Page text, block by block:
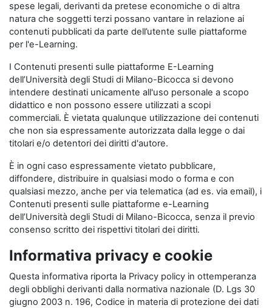
spese legali, derivanti da pretese economiche o di altra
natura che soggetti terzi possano vantare in relazione ai
contenuti pubblicati da parte dell’utente sulle piattaforme
per l'e-Learning.
I Contenuti presenti sulle piattaforme E-Learning
dell’Università degli Studi di Milano-Bicocca si devono
intendere destinati unicamente all'uso personale a scopo
didattico e non possono essere utilizzati a scopi
commerciali. È vietata qualunque utilizzazione dei contenuti
che non sia espressamente autorizzata dalla legge o dai
titolari e/o detentori dei diritti d'autore.
È in ogni caso espressamente vietato pubblicare,
diffondere, distribuire in qualsiasi modo o forma e con
qualsiasi mezzo, anche per via telematica (ad es. via email), i
Contenuti presenti sulle piattaforme e-Learning
dell’Università degli Studi di Milano-Bicocca, senza il previo
consenso scritto dei rispettivi titolari dei diritti.
Informativa privacy e cookie
Questa informativa riporta la Privacy policy in ottemperanza
degli obblighi derivanti dalla normativa nazionale (D. Lgs 30
giugno 2003 n. 196, Codice in materia di protezione dei dati